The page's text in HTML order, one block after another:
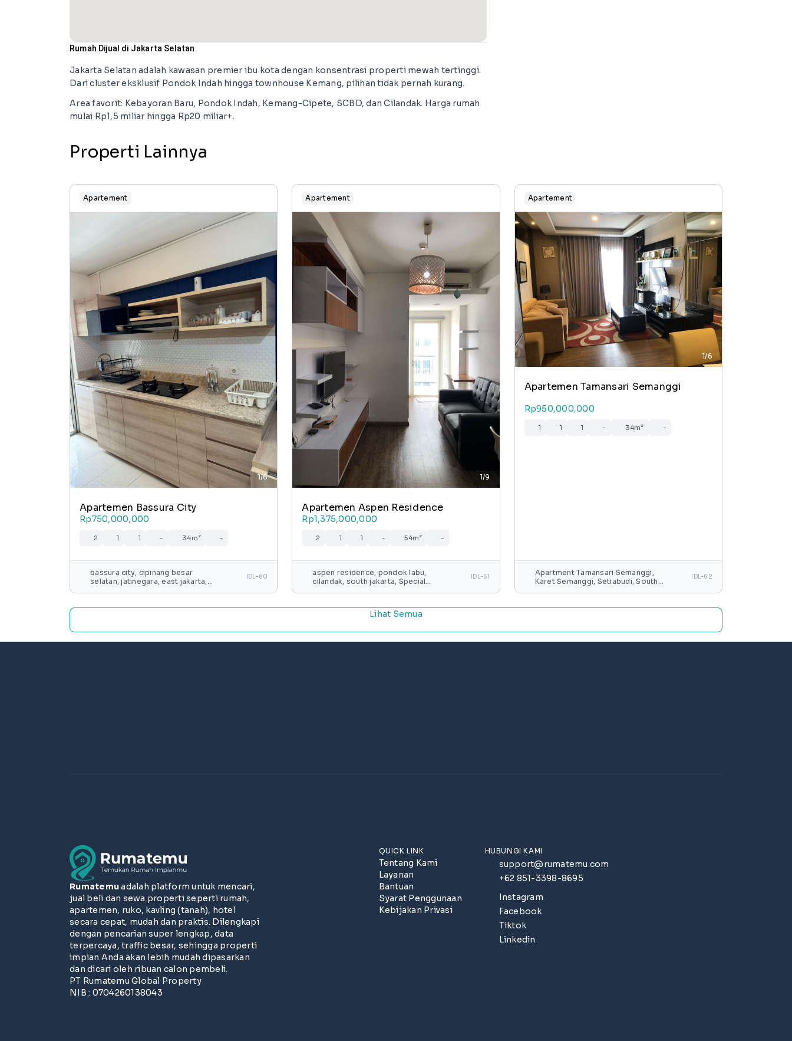
Rumah Dijual di Jakarta Selatan
Jakarta Selatan adalah kawasan premier ibu kota dengan konsentrasi properti mewah tertinggi.
Dari cluster eksklusif Pondok Indah hingga townhouse Kemang, pilihan tidak pernah kurang.
Area favorit: Kebayoran Baru, Pondok Indah, Kemang-Cipete, SCBD, dan Cilandak. Harga rumah
mulai Rp1,5 miliar hingga Rp20 miliar+.
Properti Lainnya
Apartement
1/6
Apartemen Bassura City
Rp750,000,000
2 1 1 - 34m² -
bassura city, cipinang besar
selatan, jatinegara, east jakarta,
IDL-60
Apartement
1/9
Apartemen Aspen Residence
Rp1,375,000,000
2 1 1 - 54m² -
aspen residence, pondok labu,
cilandak, south jakarta, Special
IDL-61
Apartement
1/6
Apartemen Tamansari Semanggi
Rp950,000,000
1 1 1 - 34m² -
Apartment Tamansari Semanggi,
Karet Semanggi, Setiabudi, South
IDL-62
Lihat Semua
Rumatemuadalah platform untuk mencari,
jual beli dan sewa properti seperti rumah,
apartemen, ruko, kavling (tanah), hotel
secara cepat, mudah dan praktis. Dilengkapi
dengan pencarian super lengkap, data
terpercaya, traffic besar, sehingga properti
impian Anda akan lebih mudah dipasarkan
dan dicari oleh ribuan calon pembeli.
PT Rumatemu Global Property
NIB : 0704260138043
QUICK LINK
Tentang Kami
Layanan
Bantuan
Syarat Penggunaan
Kebijakan Privasi
HUBUNGI KAMI
support@rumatemu.com
+62 851-3398-8695
Instagram
Facebook
Tiktok
Linkedin